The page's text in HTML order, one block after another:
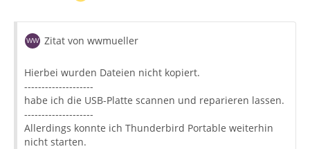
Zitat von wwmueller
Hierbei wurden Dateien nicht kopiert.
--------------------
habe ich die USB-Platte scannen und reparieren lassen.
--------------------
Allerdings konnte ich Thunderbird Portable weiterhin
nicht starten.